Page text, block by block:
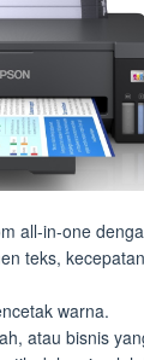
all-in-one
teks,
warna.
atau bisnis